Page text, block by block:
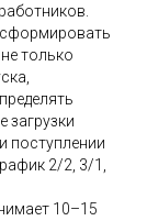
сформировать
только
загрузки
поступлении
2/2, 3/1,
10–15